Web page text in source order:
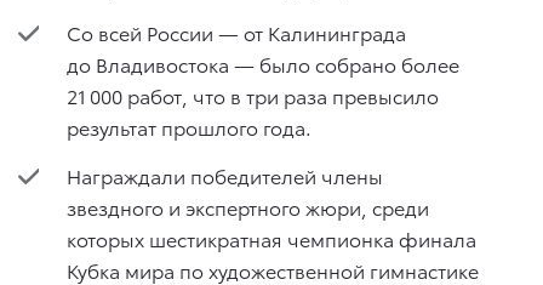
Со всей России — от Калининграда
до Владивостока — было собрано более
21 000 работ, что в три раза превысило
результат прошлого года.
Награждали победителей члены
звездного и экспертного жюри, среди
которых шестикратная чемпионка финала
Кубка мира по художественной гимнастике